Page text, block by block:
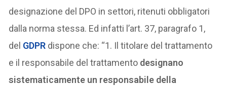
designazione del DPO in settori, ritenuti obbligatori
dalla norma stessa. Ed infatti l’art. 37, paragrafo 1,
del GDPR dispone che: “1. Il titolare del trattamento
e il responsabile del trattamento designano
sistematicamente un responsabile della